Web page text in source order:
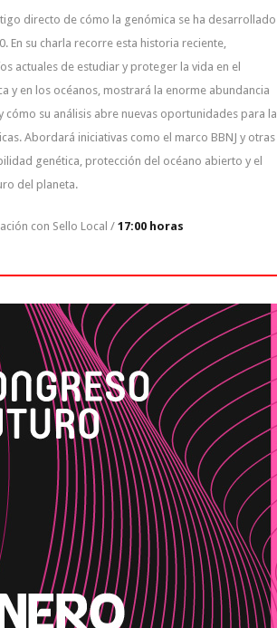
directo de cómo la genómica se ha desarrollado
En su charla recorre esta historia reciente,
actuales de estudiar y proteger la vida en el
y en los océanos, mostrará la enorme abundancia
cómo su análisis abre nuevas oportunidades para la
Abordará iniciativas como el marco BBNJ y otras
genética, protección del océano abierto y el
del planeta.
con Sello Local / 17:00 horas